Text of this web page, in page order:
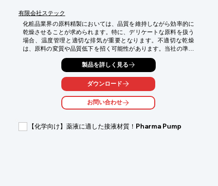
有限会社ステック
化粧品業界の原料精製においては、品質を維持しながら効率的に
乾燥させることが求められます。特に、デリケートな原料を扱う
場合、温度管理と適切な排気が重要となります。不適切な乾燥
は、原料の変質や品質低下を招く可能性があります。当社の準防
爆型乾燥機は、防爆型までは必要としない場合に、常時排出しな
がら乾燥を行うことができ、原料の品質維持に貢献します。
【活用シーン】
化粧品原料の乾燥
効率的な乾燥プロセス
製品を詳しく見る
ダウンロード
お問い合わせ
【化学向け】薬液に適した接液材質！Pharma Pump